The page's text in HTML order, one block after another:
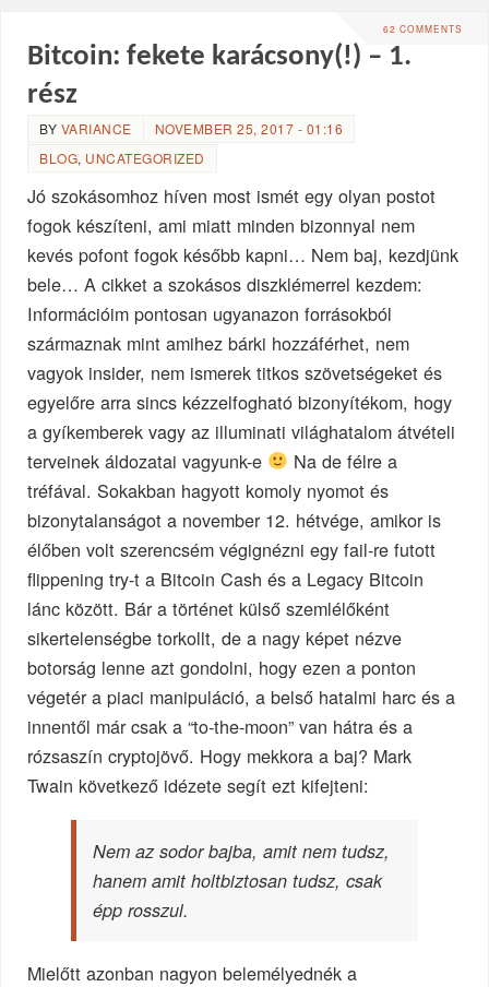
62 COMMENTS
Bitcoin: fekete karácsony(!) – 1.
rész
BY VARIANCE
NOVEMBER 25, 2017 - 01:16
BLOG, UNCATEGORIZED
Jó szokásomhoz híven most ismét egy olyan postot
fogok készíteni, ami miatt minden bizonnyal nem
kevés pofont fogok később kapni… Nem baj, kezdjünk
bele… A cikket a szokásos diszklémerrel kezdem:
Információim pontosan ugyanazon forrásokból
származnak mint amihez bárki hozzáférhet, nem
vagyok insider, nem ismerek titkos szövetségeket és
egyelőre arra sincs kézzelfogható bizonyítékom, hogy
a gyíkemberek vagy az illuminati világhatalom átvételi
terveinek áldozatai vagyunk-e
Na de félre a
tréfával. Sokakban hagyott komoly nyomot és
bizonytalanságot a november 12. hétvége, amikor is
élőben volt szerencsém végignézni egy fail-re futott
flippening try-t a Bitcoin Cash és a Legacy Bitcoin
lánc között. Bár a történet külső szemlélőként
sikertelenségbe torkollt, de a nagy képet nézve
botorság lenne azt gondolni, hogy ezen a ponton
végetér a piaci manipuláció, a belső hatalmi harc és a
innentől már csak a “to-the-moon” van hátra és a
rózsaszín cryptojövő. Hogy mekkora a baj? Mark
Twain következő idézete segít ezt kifejteni:
Nem az sodor bajba, amit nem tudsz,
hanem amit holtbiztosan tudsz, csak
épp rosszul.
Mielőtt azonban nagyon belemélyednék a